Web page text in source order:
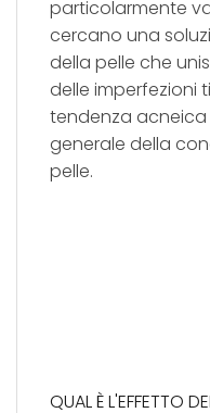
particolarmente
cercano una
della pelle che
delle imperfezioni
tendenza
generale della
pelle.
QUAL È L'EFFETTO